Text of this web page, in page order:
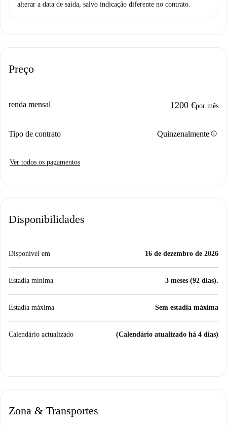
alterar a data de saída, salvo indicação diferente no contrato.
Preço
renda mensal 1200 €por mês
Tipo de contrato Quinzenalmenteinfo
Ver todos os pagamentos
Disponibilidades
Disponível em 16 de dezembro de 2026
Estadia mínima 3 meses (92 dias).
Estadia máxima Sem estadia máxima
Calendário actualizado (Calendário atualizado há 4 dias)
Zona & Transportes